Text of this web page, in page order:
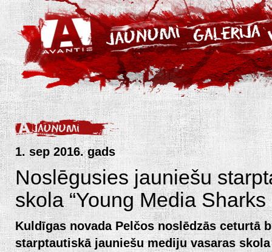
1. sep 2016. gads
Noslēgusies jauniešu
skola “Young Media Sharks
Kuldīgas novada Pelčos noslēdzās ceturtā
starptautiskā jauniešu mediju vasaras skola